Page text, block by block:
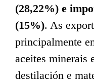
(28,22%) e
(15%). As
principalmente
aceites minerais
destilación e